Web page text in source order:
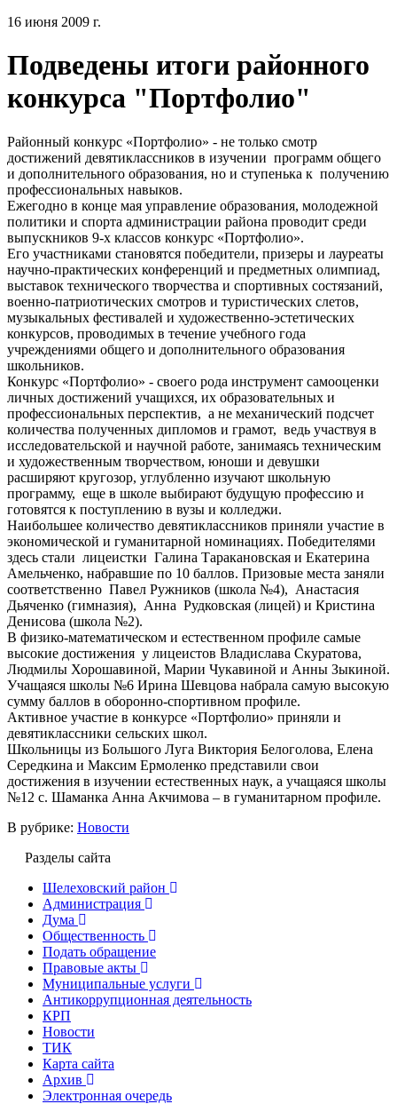
16 июня 2009 г.
Подведены итоги районного
конкурса "Портфолио"
Районный конкурс «Портфолио» - не только смотр
достижений девятиклассников в изучении программ общего
и дополнительного образования, но и ступенька к получению
профессиональных навыков.
Ежегодно в конце мая управление образования, молодежной
политики и спорта администрации района проводит среди
выпускников 9-х классов конкурс «Портфолио».
Его участниками становятся победители, призеры и лауреаты
научно-практических конференций и предметных олимпиад,
выставок технического творчества и спортивных состязаний,
военно-патриотических смотров и туристических слетов,
музыкальных фестивалей и художественно-эстетических
конкурсов, проводимых в течение учебного года
учреждениями общего и дополнительного образования
школьников.
Конкурс «Портфолио» - своего рода инструмент самооценки
личных достижений учащихся, их образовательных и
профессиональных перспектив, а не механический подсчет
количества полученных дипломов и грамот, ведь участвуя в
исследовательской и научной работе, занимаясь техническим
и художественным творчеством, юноши и девушки
расширяют кругозор, углубленно изучают школьную
программу, еще в школе выбирают будущую профессию и
готовятся к поступлению в вузы и колледжи.
Наибольшее количество девятиклассников приняли участие в
экономической и гуманитарной номинациях. Победителями
здесь стали лицеистки Галина Таракановская и Екатерина
Амельченко, набравшие по 10 баллов. Призовые места заняли
соответственно Павел Ружников (школа №4), Анастасия
Дьяченко (гимназия), Анна Рудковская (лицей) и Кристина
Денисова (школа №2).
В физико-математическом и естественном профиле самые
высокие достижения у лицеистов Владислава Скуратова,
Людмилы Хорошавиной, Марии Чукавиной и Анны Зыкиной.
Учащаяся школы №6 Ирина Шевцова набрала самую высокую
сумму баллов в оборонно-спортивном профиле.
Активное участие в конкурсе «Портфолио» приняли и
девятиклассники сельских школ.
Школьницы из Большого Луга Виктория Белоголова, Елена
Середкина и Максим Ермоленко представили свои
достижения в изучении естественных наук, а учащаяся школы
№12 с. Шаманка Анна Акчимова – в гуманитарном профиле.
В рубрике: Новости
Разделы сайта
Шелеховский район
Администрация
Дума
Общественность
Подать обращение
Правовые акты
Муниципальные услуги
Антикоррупционная деятельность
КРП
Новости
ТИК
Карта сайта
Архив
Электронная очередь